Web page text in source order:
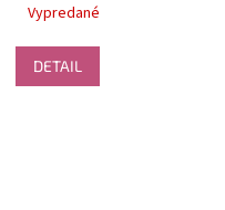
Vypredané
DETAIL